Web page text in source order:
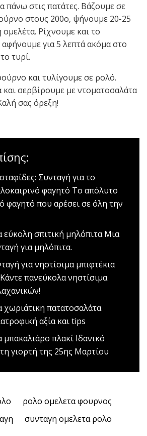
πάνω στις πατάτες. Βάζουμε σε
στους 200ο, ψήνουμε 20-25
Ρίχνουμε και το
για 5 λεπτά ακόμα στο
τυρί.
και τυλίγουμε σε ρολό.
σερβίρουμε με ντοματοσαλάτα
σας όρεξη!
Συνταγή για το
φαγητό Το απόλυτο
φαγητό που αρέσει σε όλη την
εύκολη σπιτική μηλόπιταMια
για μηλόπιτα.
για νηστίσιμα μπιφτέκια
Κάντε πανεύκολα νηστίσιμα
χωριάτικη πατατοσαλάτα
αξία και tips
μπακαλιάρο πλακί Ιδανικό
γιορτή της 25ης Μαρτίου
ρολο ομελετα φουρνος
συνταγη ομελετα ρολο